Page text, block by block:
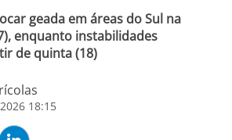
geada em áreas do Sul na
enquanto instabilidades
de quinta (18)
18:15